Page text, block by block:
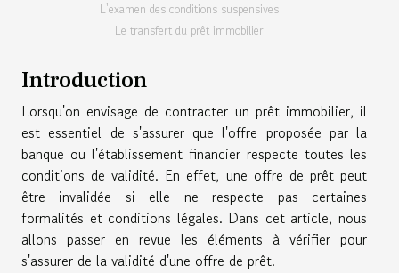
L'examen des conditions suspensives
Le transfert du prêt immobilier
Introduction
Lorsqu'on envisage de contracter un prêt immobilier, il
est essentiel de s'assurer que l'offre proposée par la
banque ou l'établissement financier respecte toutes les
conditions de validité. En effet, une offre de prêt peut
être invalidée si elle ne respecte pas certaines
formalités et conditions légales. Dans cet article, nous
allons passer en revue les éléments à vérifier pour
s'assurer de la validité d'une offre de prêt.